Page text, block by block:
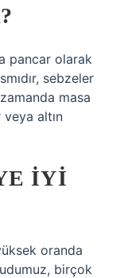
pancar olarak
sebzeler
masa
altın
IYI
oranda
birçok